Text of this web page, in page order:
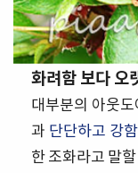
화려함 보다 오
대부분의 아웃
과 단단하고 강
한 조화라고 말